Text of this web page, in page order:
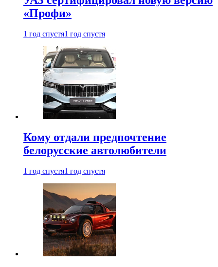
«Профи»
1 год спустя1 год спустя
Кому отдали предпочтение
белорусские автолюбители
1 год спустя1 год спустя